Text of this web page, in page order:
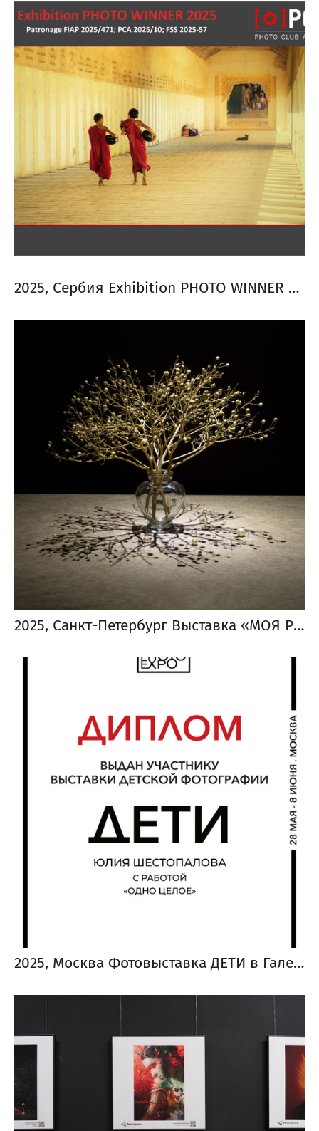
2025, Сербия Exhibition PHOTO WINNER 2025
2025, Санкт-Петербург Выставка «МОЯ РОДИНА»
2025, Москва Фотовыставка ДЕТИ в Галерее классической фотографии